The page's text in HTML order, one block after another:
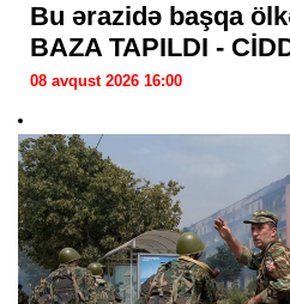
Bu ərazidə başqa
BAZA TAPILDI -
08 avqust 2026 16:00